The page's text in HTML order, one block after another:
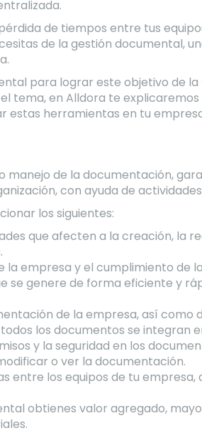
de tiempos entre tus
de la gestión documental,
para lograr este objetivo de la
tema, en Alldora te explicaremos
herramientas en tu
de la documentación,
con ayuda de
los siguientes:
que afecten a la creación, la
empresa y el cumplimiento de
se genere de forma eficiente y
de la empresa, así como
los documentos se integran
y la seguridad en los
o ver la documentación.
entre los equipos de tu empresa,
obtienes valor agregado,